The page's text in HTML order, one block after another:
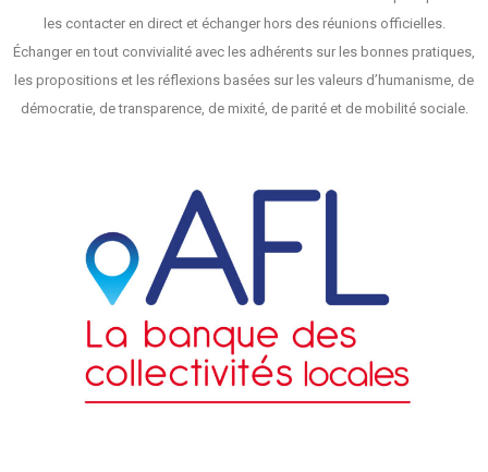
les contacter en direct et échanger hors des réunions officielles.
Échanger en tout convivialité avec les adhérents sur les bonnes pratiques,
les propositions et les réflexions basées sur les valeurs d’humanisme, de
démocratie, de transparence, de mixité, de parité et de mobilité sociale.